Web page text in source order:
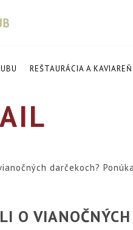
REŠTAURÁCIA A KAVIAREŇ
darčekoch?
O